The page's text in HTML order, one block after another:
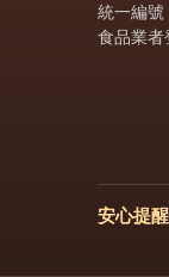
統一編號
食品業
安心提醒